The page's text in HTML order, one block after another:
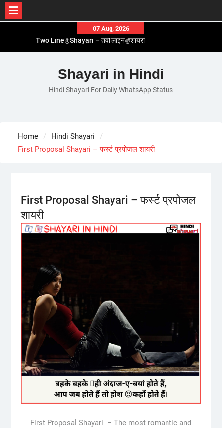
content
07 Aug, 2026
Two Line✌️Shayari – तवो लाइन✌️शायरी
Love🥳Poetry In Hindi – लव🥳पोएट्री इन हिंदी
1 Line☝️Shayari In Hindi – १ लाइन☝️शायरी इन हिंदी
Shayari in Hindi
Hindi Shayari For Daily WhatsApp Status
Home
Hindi Shayari
First Proposal Shayari – फर्स्ट प्रपोजल शायरी
First Proposal Shayari – फर्स्ट प्रपोजल
शायरी
First Proposal Shayari – The most romantic and